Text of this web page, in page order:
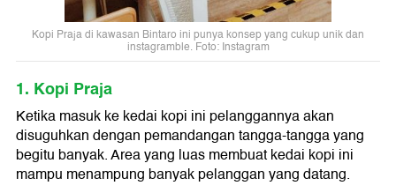
Kopi Praja di kawasan Bintaro ini punya konsep yang cukup unik dan
instagramble. Foto: Instagram
1. Kopi Praja
Ketika masuk ke kedai kopi ini pelanggannya akan
disuguhkan dengan pemandangan tangga-tangga yang
begitu banyak. Area yang luas membuat kedai kopi ini
mampu menampung banyak pelanggan yang datang.